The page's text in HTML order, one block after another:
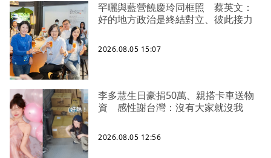
罕曬與藍營饒慶玲同框照 蔡英文：
好的地方政治是終結對立、彼此接力
2026.08.05 15:07
李多慧生日豪捐50萬、親搭卡車送物
資 感性謝台灣：沒有大家就沒我
2026.08.05 12:56